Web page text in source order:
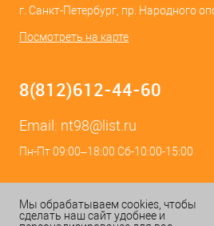
г. Санкт-Петербург, пр. Народного
Посмотреть на карте
8(812)612-44-60
Email: nt98@list.ru
Пн-Пт 09:00–18:00 Сб-10:00-15:00
Мы обрабатываем cookies, чтобы
сделать наш сайт удобнее и